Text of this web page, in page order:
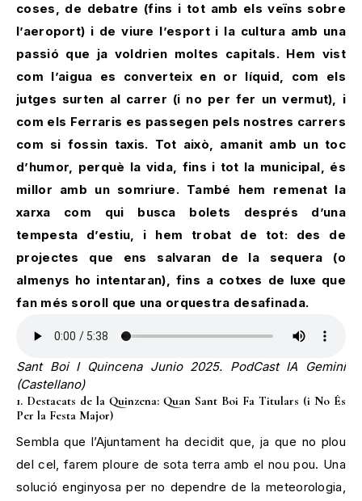
coses, de debatre (fins i tot amb els veïns sobre
l’aeroport) i de viure l’esport i la cultura amb una
passió que ja voldrien moltes capitals. Hem vist
com l’aigua es converteix en or líquid, com els
jutges surten al carrer (i no per fer un vermut), i
com els Ferraris es passegen pels nostres carrers
com si fossin taxis. Tot això, amanit amb un toc
d’humor, perquè la vida, fins i tot la municipal, és
millor amb un somriure. També hem remenat la
xarxa com qui busca bolets després d’una
tempesta d’estiu, i hem trobat de tot: des de
projectes que ens salvaran de la sequera (o
almenys ho intentaran), fins a cotxes de luxe que
fan més soroll que una orquestra desafinada.
Sant Boi I Quincena Junio 2025. PodCast IA Gemini
(Castellano)
1. Destacats de la Quinzena: Quan Sant Boi Fa Titulars (i No És
Per la Festa Major)
Sembla que l’Ajuntament ha decidit que, ja que no plou
del cel, farem ploure de sota terra amb el nou pou. Una
solució enginyosa per no dependre de la meteorologia,